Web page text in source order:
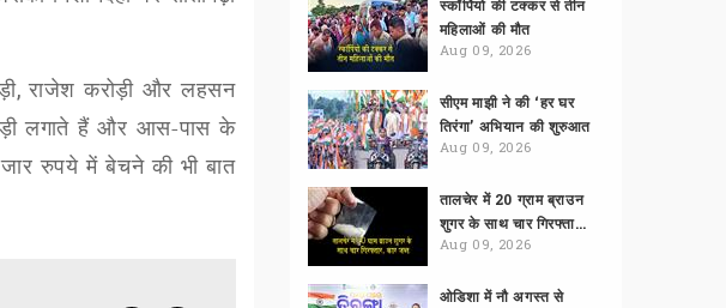
,राजेश करोड़ी और लहसन
लगाते हैं और आस-पास के
रुपये में बेचने की भी बात
स्कॉर्पियो की टक्कर से तीन
महिलाओं की मौत
Aug 09, 2026
सीएम माझी ने की ‘हर घर
तिरंगा’ अभियान की शुरुआत
Aug 09, 2026
तालचेर में 20 ग्राम ब्राउन
शुगर के साथ चार गिरफ्तार, कार जब्त
Aug 09, 2026
ओडिशा में नौ अगस्त से